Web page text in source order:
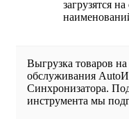
загрузятся
Выгрузка товаров
обслуживания
Синхронизатора.
инструмента мы